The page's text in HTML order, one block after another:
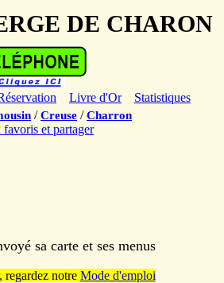
DE CHARON
Livre d'Or
Statistiques
/Creuse /Charron
sa carte et ses menus
regardez notre Mode d'emploi